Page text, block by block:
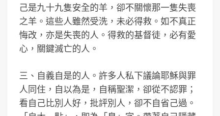
己是九十九隻安全的羊，卻不關懷那一隻失喪
之羊。這些人雖然受洗，未必得救。如不真正
悔改，亦是失喪的人。得救的基督徒，必有愛
心，關鍵滅亡的人。
三、自義自是的人。許多人私下議論耶穌與罪
人同住，自以為是，自稱聖潔，卻從不認罪；
看自己比別人好，批評別人，卻不自省己過。